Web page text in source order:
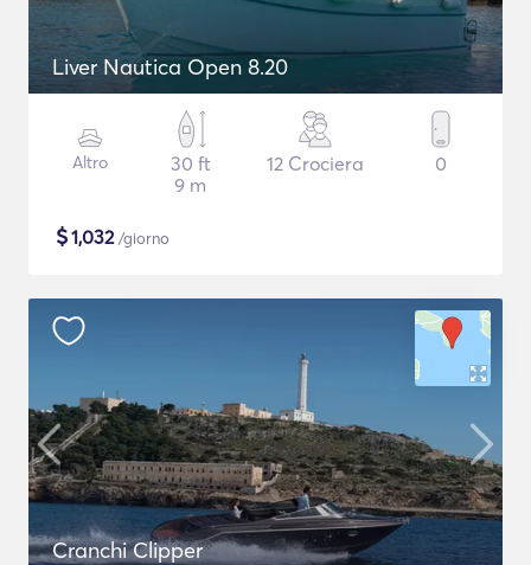
Liver Nautica Open 8.20
Altro
30 ft
9 m
12 Crociera 0
$1,032/giorno
Cranchi Clipper